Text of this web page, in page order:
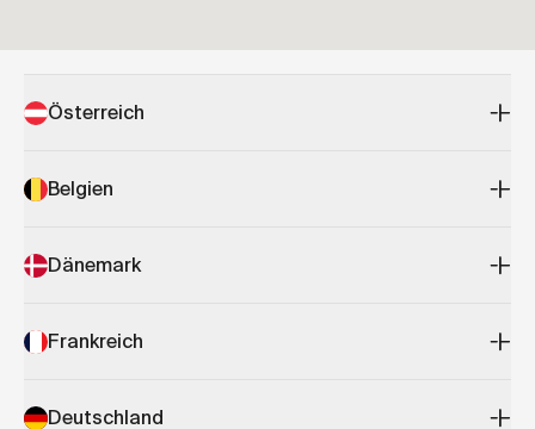
Österreich
Belgien
Dänemark
Frankreich
Deutschland